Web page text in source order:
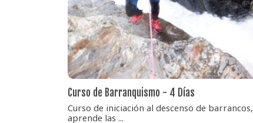
Curso de Barranquismo - 4 Días
Curso de iniciación al descenso de barrancos,
aprende las ...